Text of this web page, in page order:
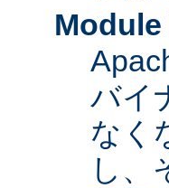
バイ
なく
し、